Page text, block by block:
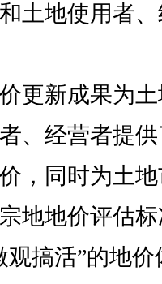
土地使用者
新成果为土
、经营者提
，同时为土
地地价评估
观搞活”的地